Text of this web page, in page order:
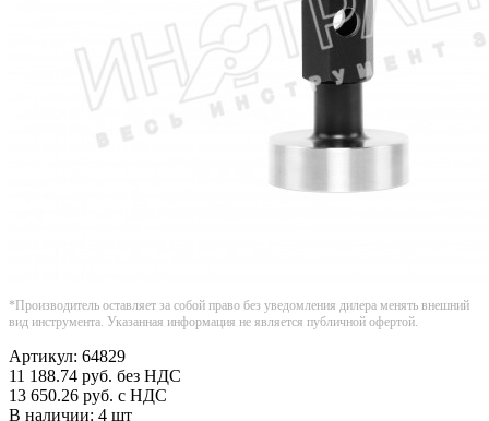
*Производитель оставляет за собой право без уведомления дилера менять внешний
вид инструмента. Указанная информация не является публичной офертой.
Артикул: 64829
11 188.74 руб. без НДС
13 650.26 руб. с НДС
В наличии: 4 шт